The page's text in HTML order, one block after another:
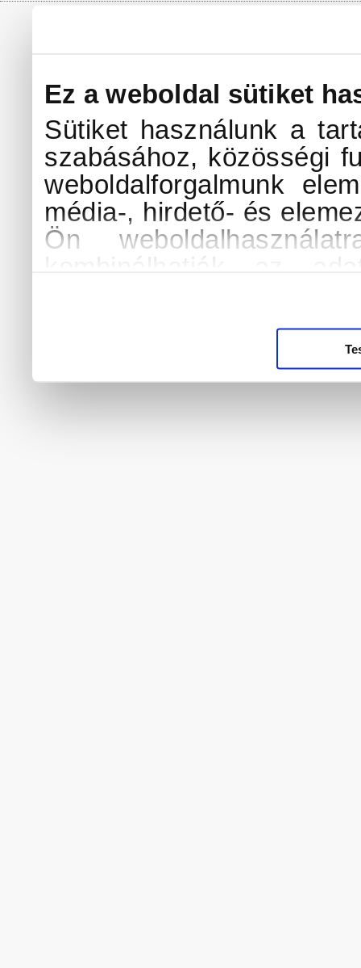
Ez a weboldal sütiket
Sütiket használunk a
szabásához, közösségi
weboldalforgalmunk
média-, hirdető- és
Ön
kombinálhatják az
használt más
További információk a
Az első
A part alatt...